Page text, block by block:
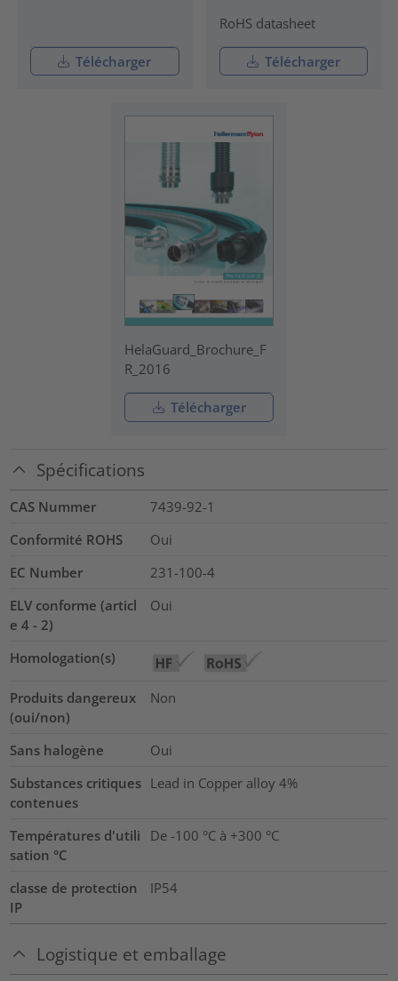
Télécharger
RoHS datasheet
Télécharger
HelaGuard_Brochure_F
R_2016
Télécharger
Spécifications
CAS Nummer
7439-92-1
Conformité ROHS
Oui
EC Number
231-100-4
ELV conforme (articl
e 4 - 2)
Oui
Homologation(s)
Produits dangereux
(oui/non)
Non
Sans halogène
Oui
Substances critiques
contenues
Lead in Copper alloy 4%
Températures d'utili
sation °C
De -100 °C à +300 °C
classe de protection
IP
IP54
Logistique et emballage